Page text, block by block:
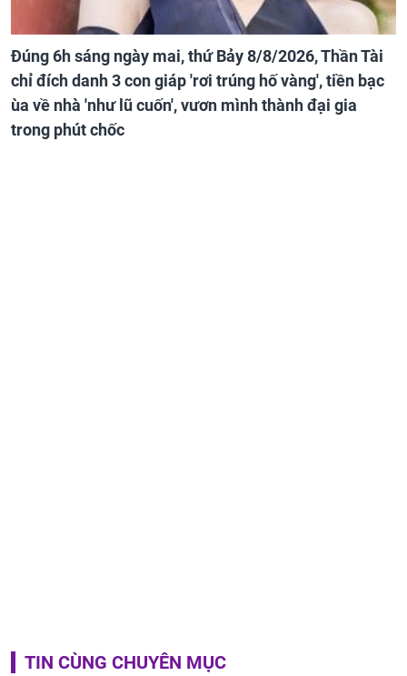
Đúng 6h sáng ngày mai, thứ Bảy 8/8/2026, Thần Tài
chỉ đích danh 3 con giáp 'rơi trúng hố vàng', tiền bạc
ùa về nhà 'như lũ cuốn', vươn mình thành đại gia
trong phút chốc
TIN CÙNG CHUYÊN MỤC